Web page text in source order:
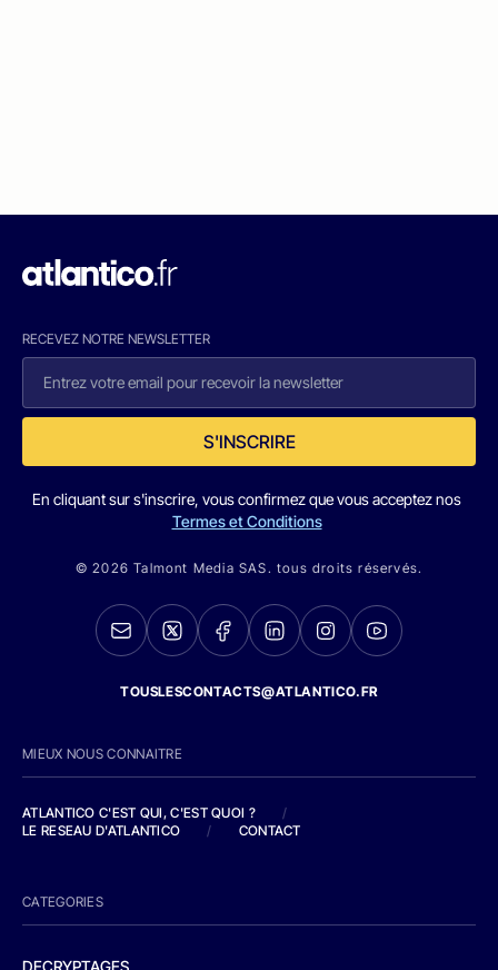
RECEVEZ NOTRE NEWSLETTER
S'INSCRIRE
En cliquant sur s'inscrire, vous confirmez que vous acceptez nos
Termes et Conditions
© 2026 Talmont Media SAS. tous droits réservés.
TOUSLESCONTACTS@ATLANTICO.FR
MIEUX NOUS CONNAITRE
ATLANTICO C'EST QUI, C'EST QUOI ?
/
LE RESEAU D'ATLANTICO
/ CONTACT
CATEGORIES
DECRYPTAGES